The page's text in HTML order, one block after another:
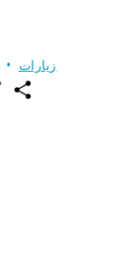
زيارات
w